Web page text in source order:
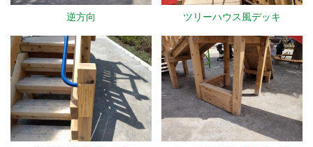
逆方向 ツリーハウス風デッキ